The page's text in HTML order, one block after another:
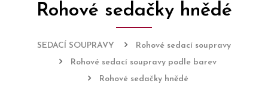
Rohové sedačky hnědé
SEDACÍ SOUPRAVY
Rohové sedací soupravy
Rohové sedací soupravy podle barev
Rohové sedačky hnědé